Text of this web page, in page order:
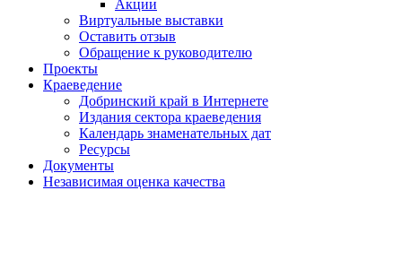
Акции
Виртуальные выставки
Оставить отзыв
Обращение к руководителю
Проекты
Краеведение
Добринский край в Интернете
Издания сектора краеведения
Календарь знаменательных дат
Ресурсы
Документы
Независимая оценка качества